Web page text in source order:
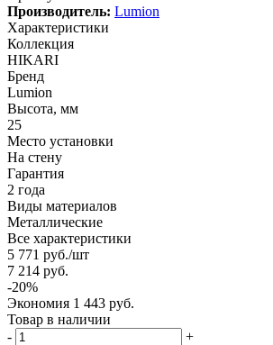
Производитель: Lumion
Характеристики
Коллекция
HIKARI
Бренд
Lumion
Высота, мм
25
Место установки
На стену
Гарантия
2 года
Виды материалов
Металлические
Все характеристики
5 771 руб./шт
7 214 руб.
-20%
Экономия 1 443 руб.
Товар в наличии
-
+